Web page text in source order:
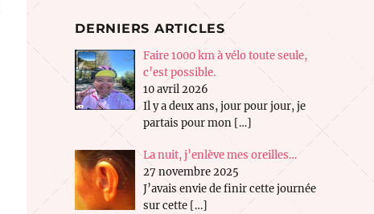
DERNIERS ARTICLES
Faire 1000 km à vélo toute seule,
c’est possible.
10 avril 2026
Il y a deux ans, jour pour jour, je
partais pour mon […]
La nuit, j’enlève mes oreilles…
27 novembre 2025
J’avais envie de finir cette journée
sur cette […]